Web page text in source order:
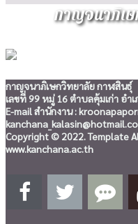
กาญจนาภิเ
กาญจนาภิเษกวิทยาลัย กาฬสินธุ์
เลขที่ 99 หมู่ 16 ตำบลคุ้มเก่า อำ
E-mail สำนักงาน :
Copyright © 2022. Template
www.kanchana.ac.th